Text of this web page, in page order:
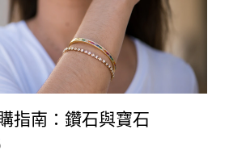
指南：鑽石與寶石